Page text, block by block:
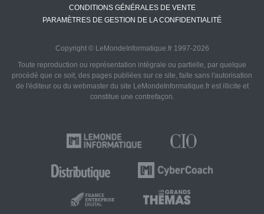
CONDITIONS GÉNÉRALES DE VENTE
PARAMÈTRES DE GESTION DE LA CONFIDENTIALITÉ
Copyright © LeMondeInformatique.fr 1997-2026
Toute reproduction ou représentation intégrale ou partielle, par quelque
procédé que ce soit, des pages publiées sur ce site, faite sans l'autorisation
de l'éditeur ou du webmaster du site LeMondeInformatique.fr est illicite et
constitue une contrefaçon.